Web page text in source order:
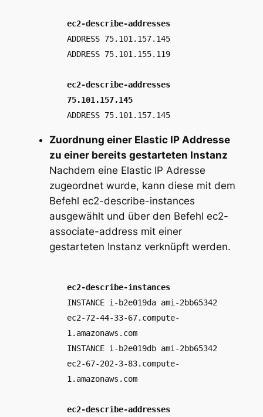
ec2-describe-addresses
ADDRESS 75.101.157.145
ADDRESS 75.101.155.119
ec2-describe-addresses
75.101.157.145
ADDRESS 75.101.157.145
Zuordnung einer Elastic IP Addresse
zu einer bereits gestarteten Instanz
Nachdem eine Elastic IP Adresse
zugeordnet wurde, kann diese mit dem
Befehl ec2-describe-instances
ausgewählt und über den Befehl ec2-
associate-address mit einer
gestarteten Instanz verknüpft werden.
ec2-describe-instances
INSTANCE i-b2e019da ami-2bb65342
ec2-72-44-33-67.compute-
1.amazonaws.com
INSTANCE i-b2e019db ami-2bb65342
ec2-67-202-3-83.compute-
1.amazonaws.com
ec2-describe-addresses